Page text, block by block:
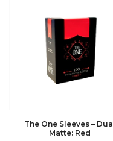
The One Sleeves – Dual
Matte: Red